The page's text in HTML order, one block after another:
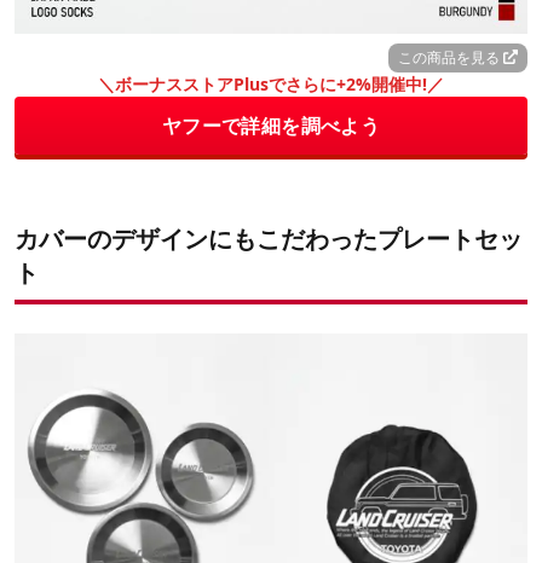
この商品を見る
＼ボーナスストアPlusでさらに+2%開催中!／
ヤフーで詳細を調べよう
カバーのデザインにもこだわったプレートセッ
ト